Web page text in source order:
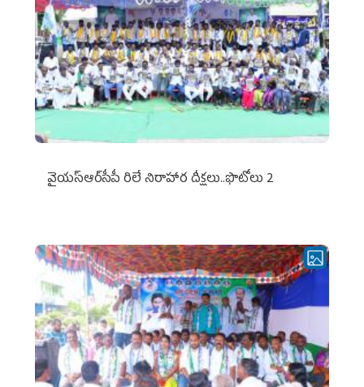
వైయ‌స్ఆర్‌సీపీ రిలే నిరాహార దీక్షలు..ఫొటోలు 2